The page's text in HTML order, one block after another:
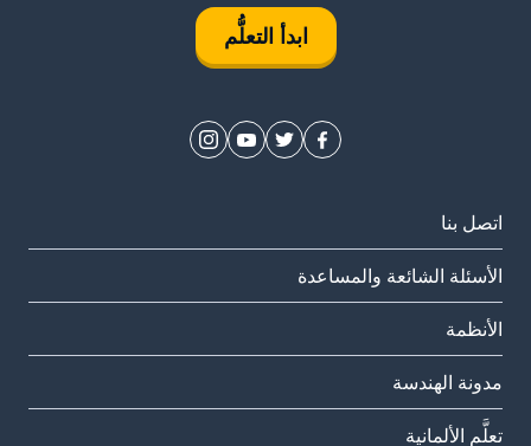
ابدأ التعلُّم
اتصل بنا
الأسئلة الشائعة والمساعدة
الأنظمة
مدونة الهندسة
تعلَّم الألمانية